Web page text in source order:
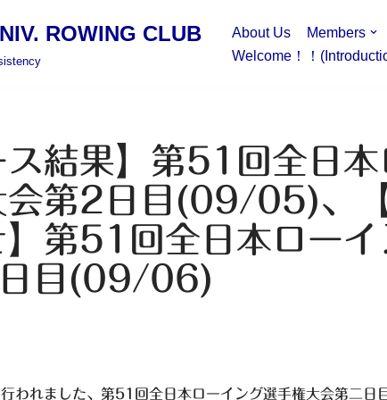
ROWING CLUB About Us Members
Welcome！！
ス結果】第51回全日
会第2日目(09/05)、
】第51回全日本ロー
目(09/06)
われました、第51回全日本ローイング選手権大会第二日